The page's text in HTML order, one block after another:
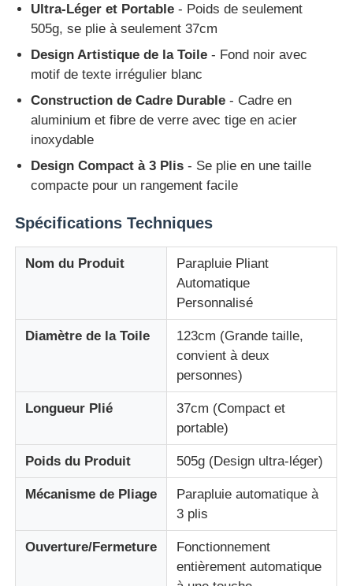
Contact
nouvelles
Tous les cas
Demande de soumission
parapluies de golf
Parapluies compacts
Parapluie automatique ouverte
Parapluies à poignée en bois
Ultra-Léger et Portable - Poids de seulement
505g, se plie à seulement 37cm
Design Artistique de la Toile - Fond noir avec
motif de texte irrégulier blanc
Construction de Cadre Durable - Cadre en
aluminium et fibre de verre avec tige en acier
inoxydable
Design Compact à 3 Plis - Se plie en une taille
compacte pour un rangement facile
Spécifications Techniques
Nom du Produit
Parapluie Pliant
Automatique
Personnalisé
Diamètre de la Toile
123cm (Grande taille,
convient à deux
personnes)
Longueur Plié
37cm (Compact et
portable)
Poids du Produit 505g (Design ultra-léger)
Mécanisme de Pliage
Parapluie automatique à
3 plis
Ouverture/Fermeture
Fonctionnement
entièrement automatique